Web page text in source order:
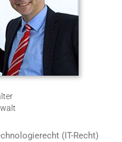
(IT-Recht)